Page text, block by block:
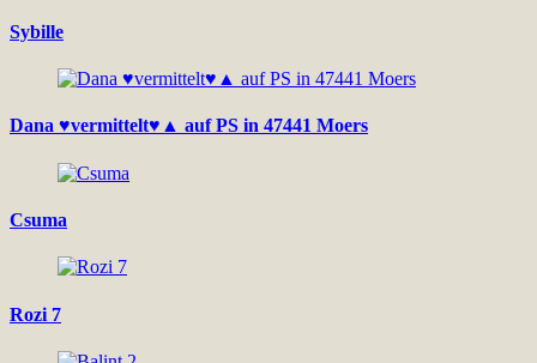
Sybille
Dana ♥vermittelt♥▲ auf PS in 47441 Moers
Csuma
Rozi 7